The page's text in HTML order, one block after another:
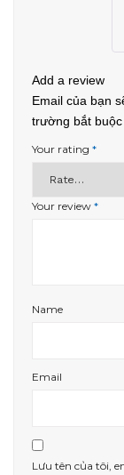
Add a review
Email của bạn
trường bắt
Your rating *
Your review *
Name
Email
Lưu tên của tôi,